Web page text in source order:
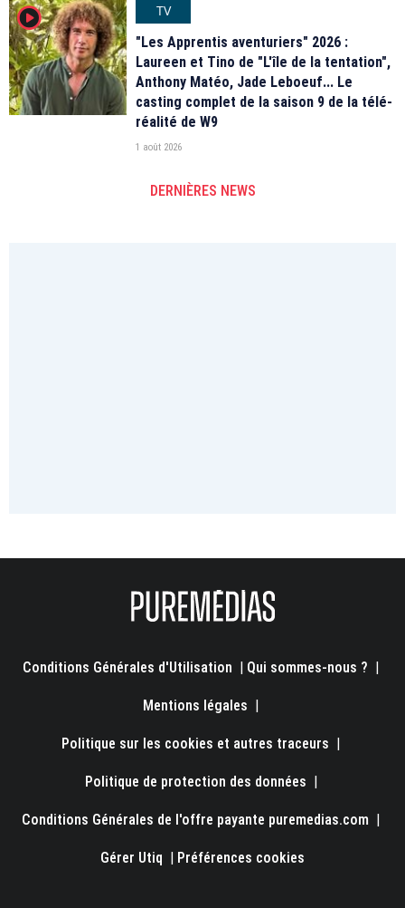
player2
TV
"Les Apprentis aventuriers" 2026 :
Laureen et Tino de "L'île de la tentation",
Anthony Matéo, Jade Leboeuf... Le
casting complet de la saison 9 de la télé-
réalité de W9
1 août 2026
DERNIÈRES NEWS
Conditions Générales d'Utilisation | Qui sommes-nous ? |
Mentions légales |
Politique sur les cookies et autres traceurs |
Politique de protection des données |
Conditions Générales de l'offre payante puremedias.com |
Gérer Utiq | Préférences cookies